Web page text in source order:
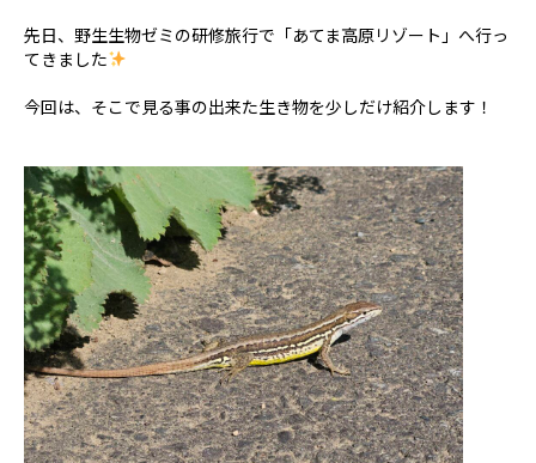
先日、野生生物ゼミの研修旅行で「あてま高原リゾート」へ行っ
てきました
今回は、そこで見る事の出来た生き物を少しだけ紹介します！